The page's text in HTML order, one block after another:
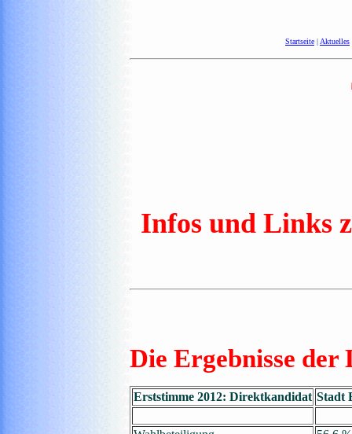
Startseite | Aktuelles
Infos und Links
Die Ergebnisse der
Erststimme 2012: Direktkandidat Stadt